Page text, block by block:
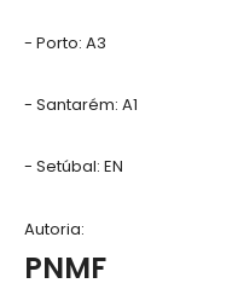
- Porto: A3
- Santarém: A1
- Setúbal: EN
Autoria:
PNMF